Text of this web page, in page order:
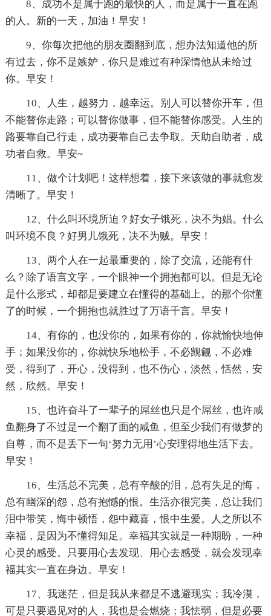
8、成功不是属于跑的最快的人，而是属于一直在跑
的人。新的一天，加油！早安！
9、你每次把他的朋友圈翻到底，想办法知道他的所
有过去，你不是嫉妒，你只是难过有种深情他从未给过
你。早安！
10、人生，越努力，越幸运。别人可以替你开车，但
不能替你走路；可以替你做事，但不能替你感受。人生的
路要靠自己行走，成功要靠自己去争取。天助自助者，成
功者自救。早安~
11、做个计划吧！这样想着，接下来该做的事就愈发
清晰了。早安！
12、什么叫环境所迫？好女子饿死，决不为娼。什么
叫环境不良？好男儿饿死，决不为贼。早安！
13、两个人在一起最重要的，除了交流，还能有什
么？除了语言文字，一个眼神一个拥抱都可以。但是无论
是什么形式，却都是要建立在懂得的基础上。的那个你懂
了的时候，一个拥抱也就胜过了万语千言。早安！
14、有你的，也没你的，如果有你的，你就愉快地伸
手；如果没你的，你就快乐地松手，不必觊觎，不必难
受，得到了，开心，没得到，也不伤心，淡然，恬然，安
然，欣然。早安！
15、也许奋斗了一辈子的屌丝也只是个屌丝，也许咸
鱼翻身了不过是一个翻了面的咸鱼，但至少我们有做梦的
自尊，而不是丢下一句‘努力无用’心安理得地生活下去。
早安！
16、生活总不完美，总有辛酸的泪，总有失足的悔，
总有幽深的怨，总有抱憾的恨。生活亦很完美，总让我们
泪中带笑，悔中顿悟，怨中藏喜，恨中生爱。人之所以不
幸福，是因为不懂得知足。幸福其实就是一种期盼，一种
心灵的感受。只要用心去发现、用心去感受，就会发现幸
福其实一直在身边。早安！
17、我迷茫，但是我从来都是不逃避现实；我冷漠，
可是只要遇见对的人，我也是会燃烧；我怯弱，但是必要